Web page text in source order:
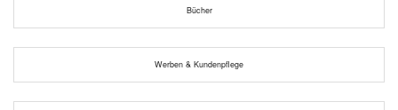
Bücher
Werben & Kundenpflege